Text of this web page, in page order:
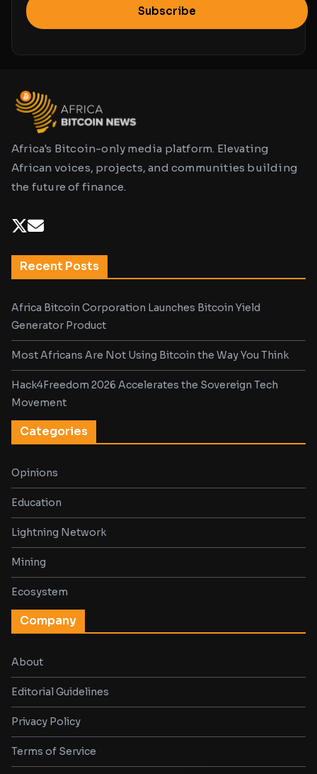
Subscribe
Africa's Bitcoin-only media platform. Elevating
African voices, projects, and communities building
the future of finance.
Recent Posts
Africa Bitcoin Corporation Launches Bitcoin Yield
Generator Product
Most Africans Are Not Using Bitcoin the Way You Think
Hack4Freedom 2026 Accelerates the Sovereign Tech
Movement
Categories
Opinions
Education
Lightning Network
Mining
Ecosystem
Company
About
Editorial Guidelines
Privacy Policy
Terms of Service